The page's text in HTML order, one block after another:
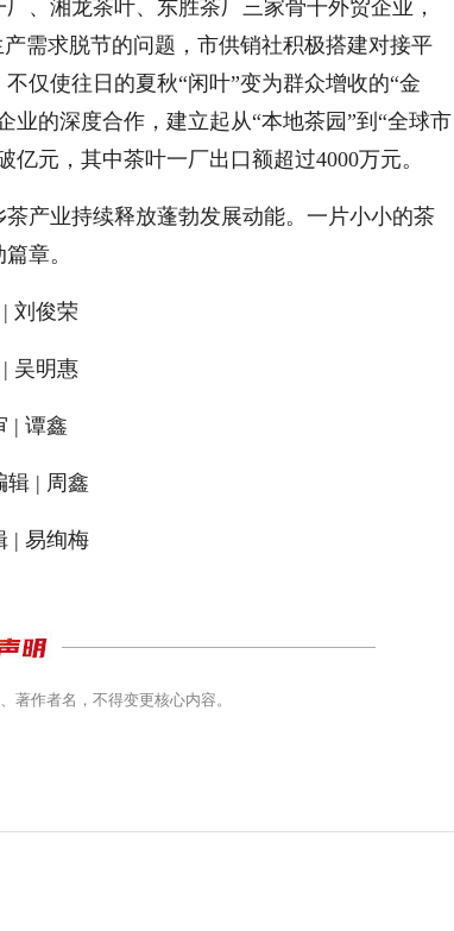
、湘龙茶叶、东胜茶厂三家骨干外贸企业，
需求脱节的问题，市供销社积极搭建对接平
仅使往日的夏秋“闲叶”变为群众增收的“金
的深度合作，建立起从“本地茶园”到“全球市
元，其中茶叶一厂出口额超过4000万元。
产业持续释放蓬勃发展动能。一片小小的茶
章。
刘俊荣
吴明惠
| 谭鑫
辑 | 周鑫
| 易绚梅
著作者名，不得变更核心内容。